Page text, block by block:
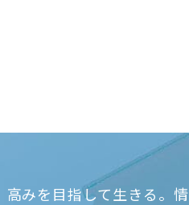
みを目指して生きる。情